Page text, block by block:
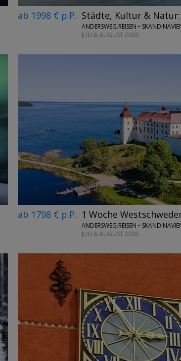
ab 1998 € p.P. Städte, Kultur &
ANDERSWEG.REISEN •
JULI & AUGUST 2026
ab 1798 € p.P. 1 Woche
ANDERSWEG.REISEN •
JULI & AUGUST 2026